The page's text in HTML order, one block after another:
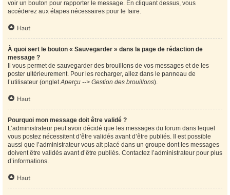
voir un bouton pour rapporter le message. En cliquant dessus, vous
accéderez aux étapes nécessaires pour le faire.
Haut
À quoi sert le bouton « Sauvegarder » dans la page de rédaction de
message ?
Il vous permet de sauvegarder des brouillons de vos messages et de les
poster ultérieurement. Pour les recharger, allez dans le panneau de
l’utilisateur (ongletAperçu --> Gestion des brouillons).
Haut
Pourquoi mon message doit être validé ?
L’administrateur peut avoir décidé que les messages du forum dans lequel
vous postez nécessitent d’être validés avant d’être publiés. Il est possible
aussi que l’administrateur vous ait placé dans un groupe dont les messages
doivent être validés avant d’être publiés. Contactez l’administrateur pour plus
d’informations.
Haut